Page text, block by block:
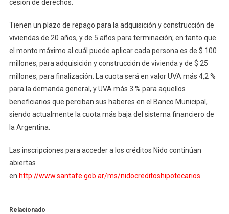
cesión de derechos.
Tienen un plazo de repago para la adquisición y construcción de
viviendas de 20 años, y de 5 años para terminación; en tanto que
el monto máximo al cuál puede aplicar cada persona es de $ 100
millones, para adquisición y construcción de vivienda y de $ 25
millones, para finalización. La cuota será en valor UVA más 4,2 %
para la demanda general, y UVA más 3 % para aquellos
beneficiarios que perciban sus haberes en el Banco Municipal,
siendo actualmente la cuota más baja del sistema financiero de
la Argentina.
Las inscripciones para acceder a los créditos Nido continúan
abiertas
en http://www.santafe.gob.ar/ms/nidocreditoshipotecarios.
Relacionado